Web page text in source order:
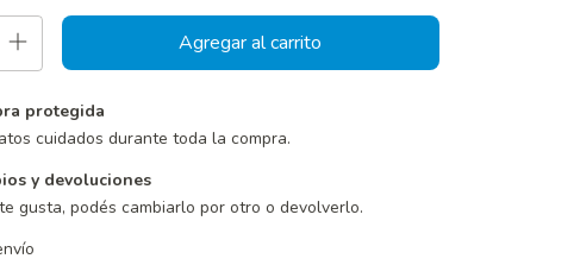
protegida
cuidados durante toda la compra.
y devoluciones
gusta, podés cambiarlo por otro o devolverlo.
CP: